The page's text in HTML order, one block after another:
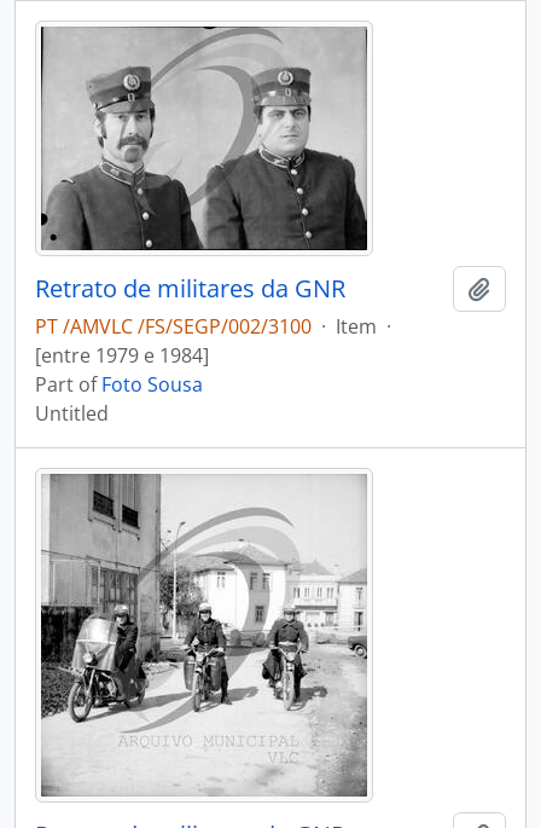
Retrato de militares da GNR
PT /AMVLC /FS/SEGP/002/3100 · Item ·
[entre 1979 e 1984]
Part ofFoto Sousa
Untitled